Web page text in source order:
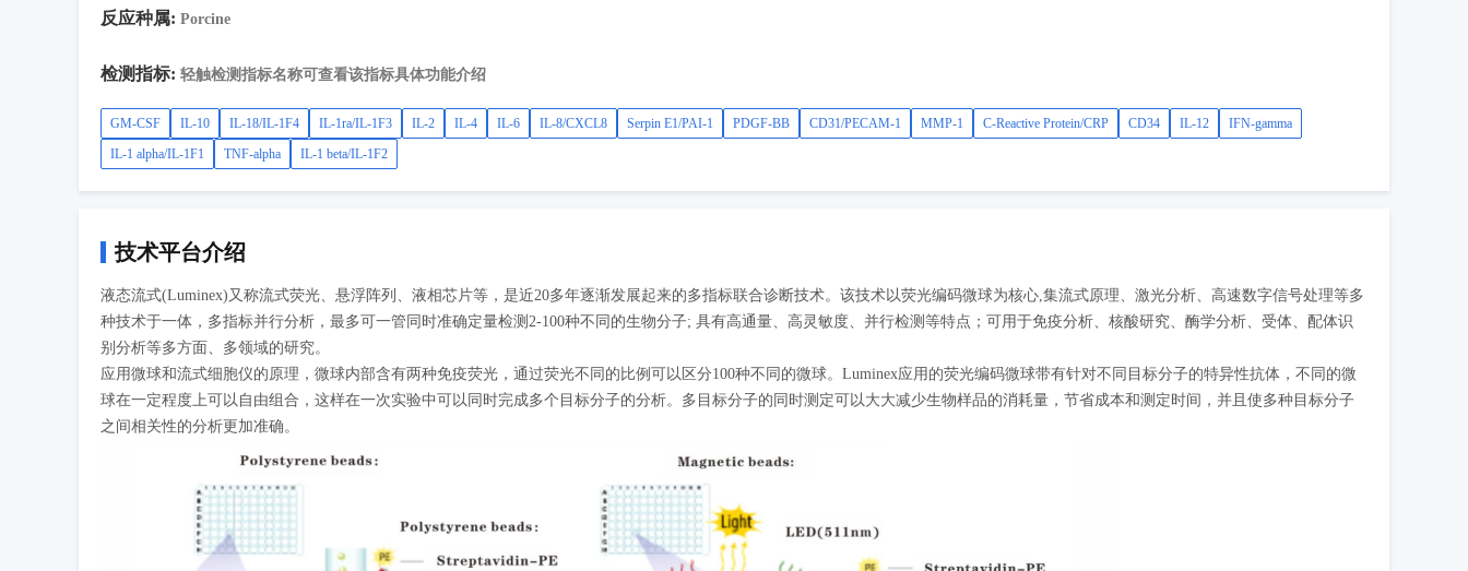
反应种属: Porcine
检测指标: 轻触检测指标名称可查看该指标具体功能介绍
GM-CSF IL-10 IL-18/IL-1F4 IL-1ra/IL-1F3 IL-2 IL-4 IL-6 IL-8/CXCL8 Serpin E1/PAI-1 PDGF-BB CD31/PECAM-1 MMP-1 C-Reactive Protein/CRP CD34 IL-12
IFN-gamma
IL-1 alpha/IL-1F1
TNF-alpha IL-1 beta/IL-1F2
技术平台介绍
液态流式(Luminex)又称流式荧光、悬浮阵列、液相芯片等，是近20多年逐渐发展起来的多指标联合诊断技术。该技术以荧光编码微球为核心,集流式原理、激光分析、高速数字信号处理等多
种技术于一体，多指标并行分析，最多可一管同时准确定量检测2-100种不同的生物分子; 具有高通量、高灵敏度、并行检测等特点；可用于免疫分析、核酸研究、酶学分析、受体、配体识
别分析等多方面、多领域的研究。
应用微球和流式细胞仪的原理，微球内部含有两种免疫荧光，通过荧光不同的比例可以区分100种不同的微球。Luminex应用的荧光编码微球带有针对不同目标分子的特异性抗体，不同的微
球在一定程度上可以自由组合，这样在一次实验中可以同时完成多个目标分子的分析。多目标分子的同时测定可以大大减少生物样品的消耗量，节省成本和测定时间，并且使多种目标分子
之间相关性的分析更加准确。